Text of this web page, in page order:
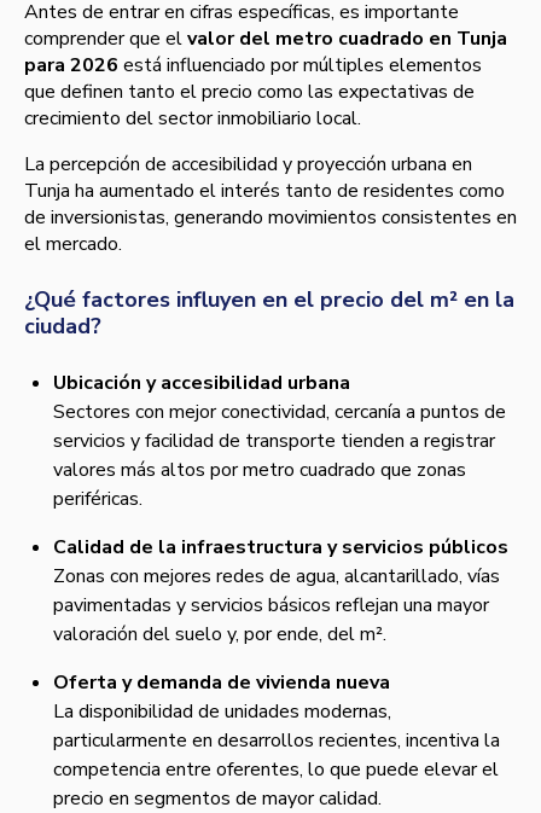
Antes de entrar en cifras específicas, es importante
comprender que elvalor del metro cuadrado en Tunja
para 2026 está influenciado por múltiples elementos
que definen tanto el precio como las expectativas de
crecimiento del sector inmobiliario local.
La percepción de accesibilidad y proyección urbana en
Tunja ha aumentado el interés tanto de residentes como
de inversionistas, generando movimientos consistentes en
el mercado.
¿Qué factores influyen en el precio del m² en la
ciudad?
Ubicación y accesibilidad urbana
Sectores con mejor conectividad, cercanía a puntos de
servicios y facilidad de transporte tienden a registrar
valores más altos por metro cuadrado que zonas
periféricas.
Calidad de la infraestructura y servicios públicos
Zonas con mejores redes de agua, alcantarillado, vías
pavimentadas y servicios básicos reflejan una mayor
valoración del suelo y, por ende, del m².
Oferta y demanda de vivienda nueva
La disponibilidad de unidades modernas,
particularmente en desarrollos recientes, incentiva la
competencia entre oferentes, lo que puede elevar el
precio en segmentos de mayor calidad.